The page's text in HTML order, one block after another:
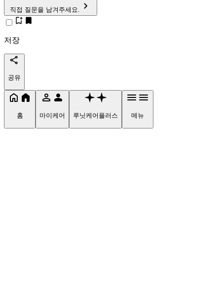
직접 질문을 남겨주세요.
저장
공유
홈 마이케어 루닛케어플러스 메뉴